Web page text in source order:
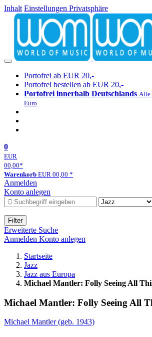
Inhalt Einstellungen Privatsphäre
Portofrei ab EUR 20,-
Portofrei bestellen ab EUR 20,-
Portofrei innerhalb Deutschlands Alle
Euro
0
EUR
00,00*
Warenkorb EUR 00,00 *
Anmelden
Konto anlegen
Filter
Erweiterte Suche
Anmelden Konto anlegen
Startseite
Jazz
Jazz aus Europa
Michael Mantler: Folly Seeing All
Michael Mantler: Folly Seeing All
Michael Mantler (geb. 1943)